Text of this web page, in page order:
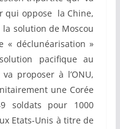
qui oppose la Chine,
la solution de Moscou
« déclunéarisation »
pacifique au
proposer à l’ONU,
une Corée
soldats pour 1000
Etats-Unis à titre de